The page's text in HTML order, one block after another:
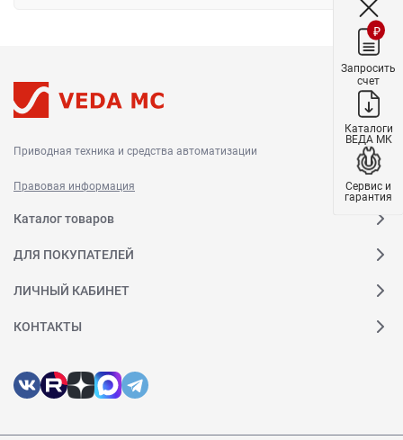
Приводная техника и средства автоматизации
Правовая информация
Каталог товаров
ДЛЯ ПОКУПАТЕЛЕЙ
ЛИЧНЫЙ КАБИНЕТ
КОНТАКТЫ
₽
Запросить
счет
Каталоги
ВЕДА МК
Сервис и
гарантия